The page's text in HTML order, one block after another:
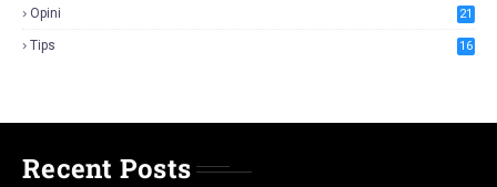
Opini 21
Tips 16
Recent Posts